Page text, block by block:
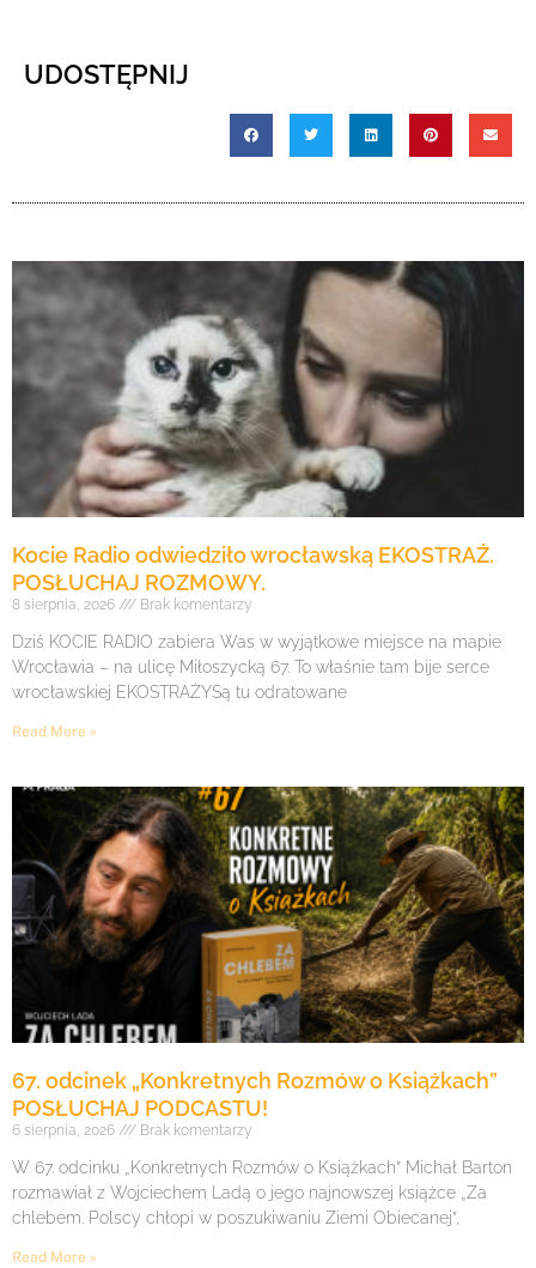
UDOSTĘPNIJ
Kocie Radio odwiedziło wrocławską EKOSTRAŻ.
POSŁUCHAJ ROZMOWY.
8 sierpnia, 2026 Brak komentarzy
Dziś KOCIE RADIO zabiera Was w wyjątkowe miejsce na mapie
Wrocławia – na ulicę Miłoszycką 67. To właśnie tam bije serce
wrocławskiej EKOSTRAŻYSą tu odratowane
Read More »
67. odcinek „Konkretnych Rozmów o Książkach”
POSŁUCHAJ PODCASTU!
6 sierpnia, 2026 Brak komentarzy
W 67. odcinku „Konkretnych Rozmów o Książkach” Michał Barton
rozmawiał z Wojciechem Ladą o jego najnowszej książce „Za
chlebem. Polscy chłopi w poszukiwaniu Ziemi Obiecanej”,
Read More »